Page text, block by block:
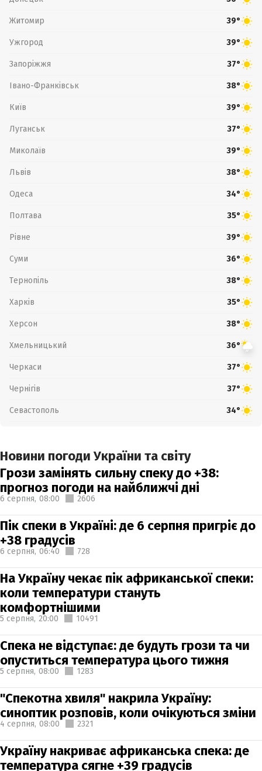
Житомир 39°
Ужгород 39°
Запоріжжя 37°
Івано-Франківськ 38°
Київ 39°
Луганськ 37°
Миколаїв 39°
Львів 38°
Одеса 34°
Полтава 35°
Рівне 39°
Суми 36°
Тернопіль 38°
Харків 35°
Херсон 38°
Хмельницький 36°
Черкаси 37°
Чернігів 37°
Севастополь 34°
Новини погоди України та світу
Грози замінять сильну спеку до +38:
прогноз погоди на найближчі дні
6 серпня, 08:00 2606
Пік спеки в Україні: де 6 серпня пригріє до
+38 градусів
6 серпня, 06:40 728
На Україну чекає пік африканської спеки:
коли температури стануть
комфортнішими
5 серпня, 20:00 10491
Спека не відступає: де будуть грози та чи
опуститься температура цього тижня
5 серпня, 08:00 1283
"Спекотна хвиля" накрила Україну:
синоптик розповів, коли очікуються зміни
4 серпня, 08:00 2321
Україну накриває африканська спека: де
температура сягне +39 градусів